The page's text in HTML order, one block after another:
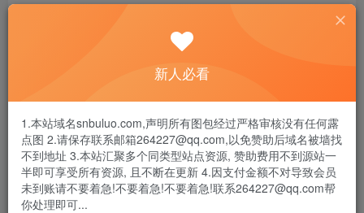
- 百度网盘提示提取码错误，请更换浏览器重试，这是百度网盘版本问
- 遇见解压密码不对、无法解压，请查看
- 资源失效/充值未到账/账号解禁...等问题请《提交工单》
此处内容已隐藏，赞助会员可见
新人必看
1.本站域名snbuluo.com,声明所有图包经过严格审核没有任何露
点图 2.请保存联系邮箱264227@qq.com,以免赞助后域名被墙找
不到地址 3.本站汇聚多个同类型站点资源, 赞助费用不到源站一
半即可享受所有资源, 且不断在更新 4.因支付金额不对导致会员
未到账请不要着急!不要着急!不要着急!联系264227@qq.com帮
你处理即可...